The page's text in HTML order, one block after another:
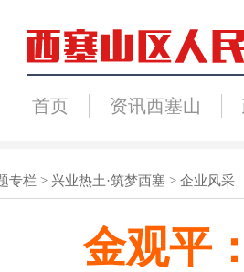
首页 资讯西塞山
专栏 > 兴业热土·筑梦西塞 > 企业风采
金观平